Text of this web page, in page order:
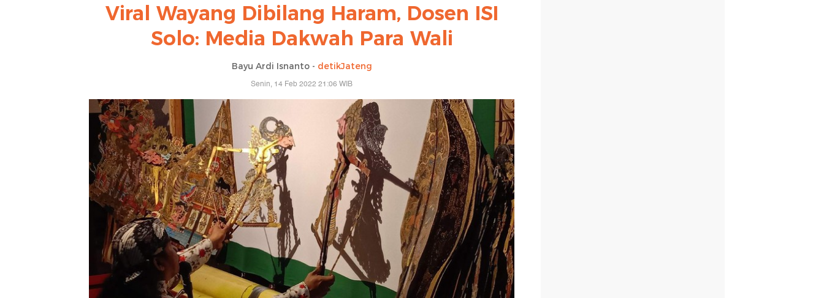
Viral Wayang Dibilang Haram, Dosen ISI
Solo: Media Dakwah Para Wali
Bayu Ardi Isnanto - detikJateng
Senin, 14 Feb 2022 21:06 WIB